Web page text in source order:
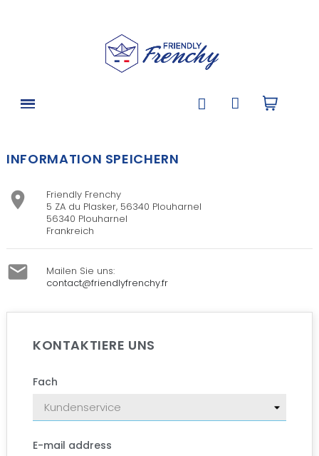
INFORMATION SPEICHERN

Friendly Frenchy
5 ZA du Plasker, 56340 Plouharnel
56340 Plouharnel
Frankreich

Mailen Sie uns:
contact@friendlyfrenchy.fr
KONTAKTIERE UNS
Fach
E-mail address